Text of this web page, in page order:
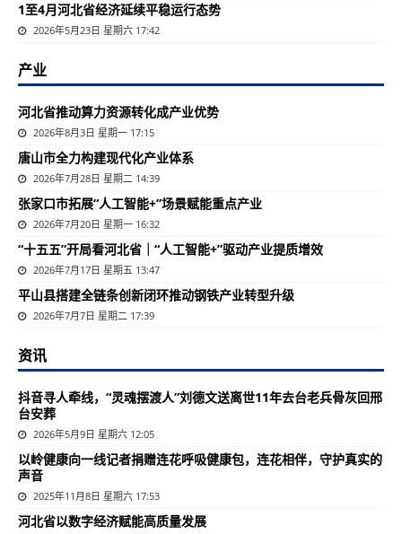
1至4月河北省经济延续平稳运行态势
2026年5月23日 星期六 17:42
产业
河北省推动算力资源转化成产业优势
2026年8月3日 星期一 17:15
唐山市全力构建现代化产业体系
2026年7月28日 星期二 14:39
张家口市拓展“人工智能+”场景赋能重点产业
2026年7月20日 星期一 16:32
“十五五”开局看河北省｜“人工智能+”驱动产业提质增效
2026年7月17日 星期五 13:47
平山县搭建全链条创新闭环推动钢铁产业转型升级
2026年7月7日 星期二 17:39
资讯
抖音寻人牵线，“灵魂摆渡人”刘德文送离世11年去台老兵骨灰回邢
台安葬
2026年5月9日 星期六 12:05
以岭健康向一线记者捐赠连花呼吸健康包，连花相伴，守护真实的
声音
2025年11月8日 星期六 17:53
河北省以数字经济赋能高质量发展